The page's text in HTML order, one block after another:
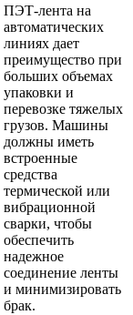
ПЭТ-лента на
автоматических
линиях дает
преимущество при
больших объемах
упаковки и
перевозке тяжелых
грузов. Машины
должны иметь
встроенные
средства
термической или
вибрационной
сварки, чтобы
обеспечить
надежное
соединение ленты
и минимизировать
брак.